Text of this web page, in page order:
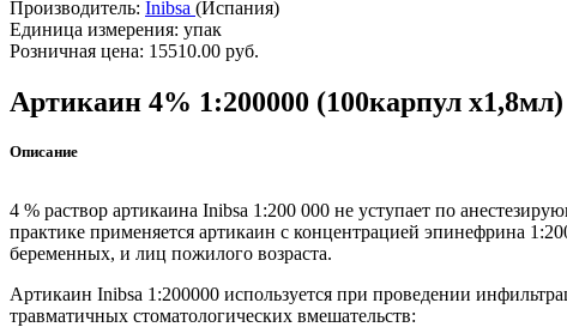
Производитель: Inibsa (Испания)
Единица измерения: упак
Розничная цена: 15510.00 руб.
Артикаин 4% 1:200000 (100карпул
Описание
4 % раствор артикаина Inibsa 1:200 000 не уступает по
практике применяется артикаин с концентрацией эпинефрина
беременных, и лиц пожилого возраста.
Артикаин Inibsa 1:200000 используется при проведении
травматичных стоматологических вмешательств: